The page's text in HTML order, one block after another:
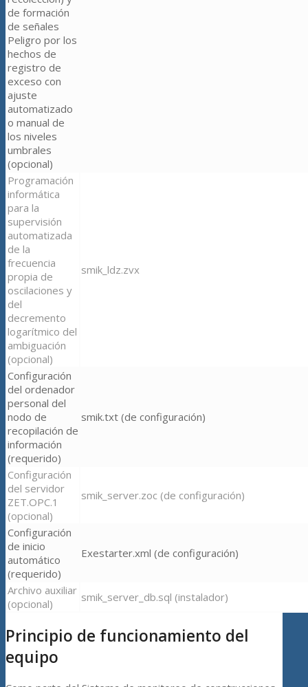
de formación
de señales
Peligro por los
hechos de
registro de
exceso con
ajuste
automatizado
o manual de
los niveles
umbrales
(opcional)
Programación
informática
para la
supervisión
automatizada
de la
frecuencia
propia de
oscilaciones y
del
decremento
logarítmico del
ambiguación
(opcional)
smik_ldz.zvx
Configuración
del ordenador
personal del
nodo de
recopilación de
información
(requerido)
smik.txt (de configuración)
Configuración
del servidor
ZET.OPC.1
(opcional)
smik_server.zoc (de configuración)
Configuración
de inicio
automático
(requerido)
Exestarter.xml (de configuración)
Archivo auxiliar
(opcional)
smik_server_db.sql (instalador)
Principio de funcionamiento del
equipo